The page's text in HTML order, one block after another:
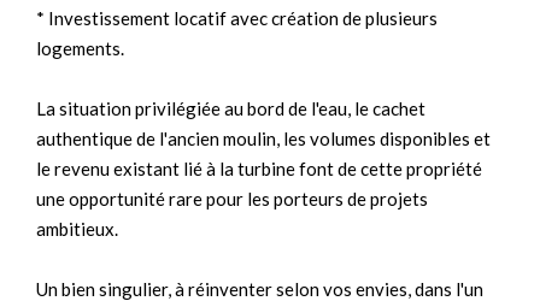
* Investissement locatif avec création de plusieurs
logements.
La situation privilégiée au bord de l'eau, le cachet
authentique de l'ancien moulin, les volumes disponibles et
le revenu existant lié à la turbine font de cette propriété
une opportunité rare pour les porteurs de projets
ambitieux.
Un bien singulier, à réinventer selon vos envies, dans l'un